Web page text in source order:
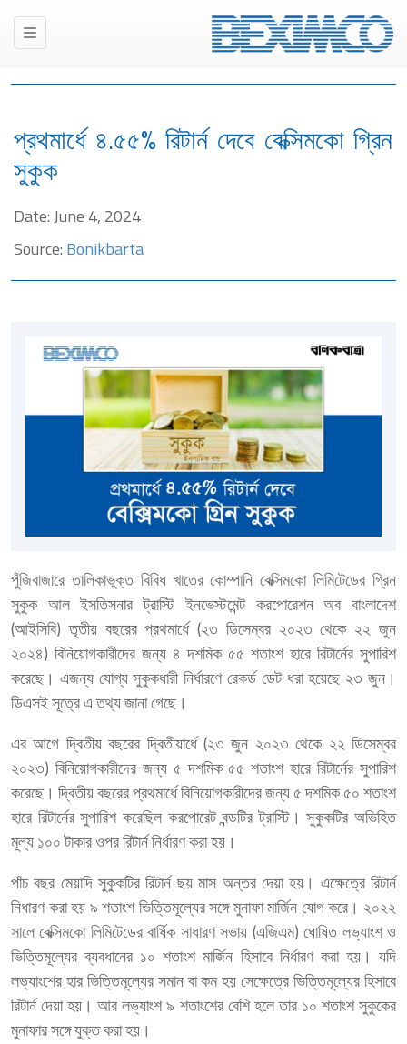
প্রথমার্ধে ৪.৫৫% রিটার্ন দেবে বেক্সিমকো গ্রিন
সুকুক
Date: June 4, 2024
Source: Bonikbarta
পুঁজিবাজারে তালিকাভুক্ত বিবিধ খাতের কোম্পানি বেক্সিমকো লিমিটেডের গ্রিন
সুকুক আল ইসতিসনার ট্রাস্টি ইনভেস্টমেন্ট করপোরেশন অব বাংলাদেশ
(আইসিবি) তৃতীয় বছরের প্রথমার্ধে (২৩ ডিসেম্বর ২০২৩ থেকে ২২ জুন
২০২৪) বিনিয়োগকারীদের জন্য ৪ দশমিক ৫৫ শতাংশ হারে রিটার্নের সুপারিশ
করেছে। এজন্য যোগ্য সুকুকধারী নির্ধারণে রেকর্ড ডেট ধরা হয়েছে ২৩ জুন।
ডিএসই সূত্রে এ তথ্য জানা গেছে।
এর আগে দ্বিতীয় বছরের দ্বিতীয়ার্ধে (২৩ জুন ২০২৩ থেকে ২২ ডিসেম্বর
২০২৩) বিনিয়োগকারীদের জন্য ৫ দশমিক ৫৫ শতাংশ হারে রিটার্নের সুপারিশ
করেছে। দ্বিতীয় বছরের প্রথমার্ধে বিনিয়োগকারীদের জন্য ৫ দশমিক ৫০ শতাংশ
হারে রিটার্নের সুপারিশ করেছিল করপোরেট বন্ডটির ট্রাস্টি। সুকুকটির অভিহিত
মূল্য ১০০ টাকার ওপর রিটার্ন নির্ধারণ করা হয়।
পাঁচ বছর মেয়াদি সুকুকটির রিটার্ন ছয় মাস অন্তর দেয়া হয়। এক্ষেত্রে রিটার্ন
নিধারণ করা হয় ৯ শতাংশ ভিত্তিমূল্যের সঙ্গে মুনাফা মার্জিন যোগ করে। ২০২২
সালে বেক্সিমকো লিমিটেডের বার্ষিক সাধারণ সভায় (এজিএম) ঘোষিত লভ্যাংশ ও
ভিত্তিমূল্যের ব্যবধানের ১০ শতাংশ মার্জিন হিসাবে নির্ধারণ করা হয়। যদি
লভ্যাংশের হার ভিত্তিমূল্যের সমান বা কম হয় সেক্ষেত্রে ভিত্তিমূল্যের হিসাবে
রিটার্ন দেয়া হয়। আর লভ্যাংশ ৯ শতাংশের বেশি হলে তার ১০ শতাংশ সুকুকের
মুনাফার সঙ্গে যুক্ত করা হয়।